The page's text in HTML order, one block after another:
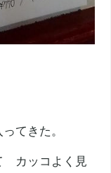
てきた。
カッコよく見